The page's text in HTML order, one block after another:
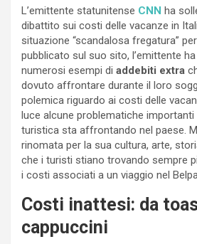
L’emittente statunitense CNN ha
dibattito sui costi delle vacanze in
situazione “scandalosa fregatura”
pubblicato sul suo sito, l’emittente
numerosi esempi di addebiti extra
dovuto affrontare durante il loro
polemica riguardo ai costi delle
luce alcune problematiche importanti
turistica sta affrontando nel paese.
rinomata per la sua cultura, arte,
che i turisti stiano trovando sempre
i costi associati a un viaggio nel
Costi inattesi: da
cappuccini